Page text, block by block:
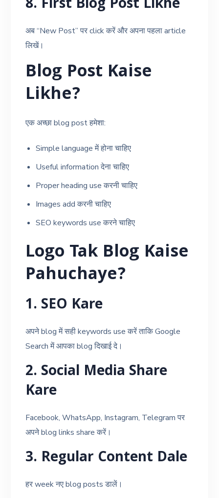
8. First Blog Post Likhe
अब “New Post” पर click करें और अपना पहला article
लिखें।
Blog Post Kaise
Likhe?
एक अच्छा blog post हमेशा:
Simple language में होना चाहिए
Useful information देना चाहिए
Proper heading use करनी चाहिए
Images add करनी चाहिए
SEO keywords use करने चाहिए
Logo Tak Blog Kaise
Pahuchaye?
1. SEO Kare
अपने blog में सही keywords use करें ताकि Google
Search में आपका blog दिखाई दे।
2. Social Media Share
Kare
Facebook, WhatsApp, Instagram, Telegram पर
अपने blog links share करें।
3. Regular Content Dale
हर week नए blog posts डालें।